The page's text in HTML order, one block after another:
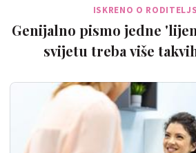
ISKRENO O
Genijalno pismo jedne
svijetu treba više